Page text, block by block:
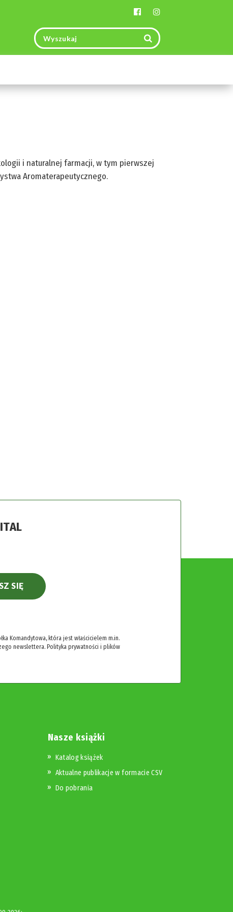
i naturalnej farmacji, w tym pierwszej
Aromaterapeutycznego.
SIĘ
Komandytowa, która jest właścicielem m.in.
newslettera. Polityka prywatności i plików
Nasze książki
Katalog książek
Aktualne publikacje w formacie CSV
Do pobrania